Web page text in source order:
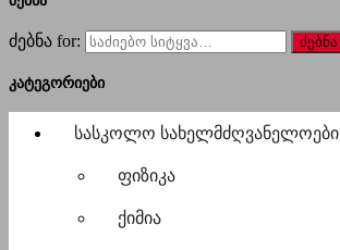
ძებნა for:
კატეგორიები
სასკოლო სახელმძღვანელოები
ფიზიკა
ქიმია